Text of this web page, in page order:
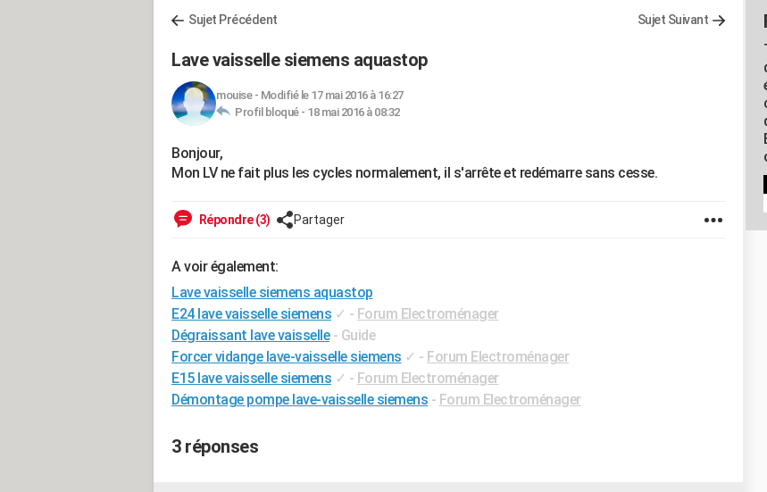
Sujet Précédent Sujet Suivant
Lave vaisselle siemens aquastop
mouise- Modifié le 17 mai 2016 à 16:27
Profil bloqué - 18 mai 2016 à 08:32
Bonjour,
Mon LV ne fait plus les cycles normalement, il s'arrête et redémarre sans cesse.
Répondre (3) Partager
A voir également:
Lave vaisselle siemens aquastop
E24 lave vaisselle siemens ✓ - Forum Electroménager
Dégraissant lave vaisselle - Guide
Forcer vidange lave-vaisselle siemens ✓ - Forum Electroménager
E15 lave vaisselle siemens ✓ - Forum Electroménager
Démontage pompe lave-vaisselle siemens - Forum Electroménager
3 réponses